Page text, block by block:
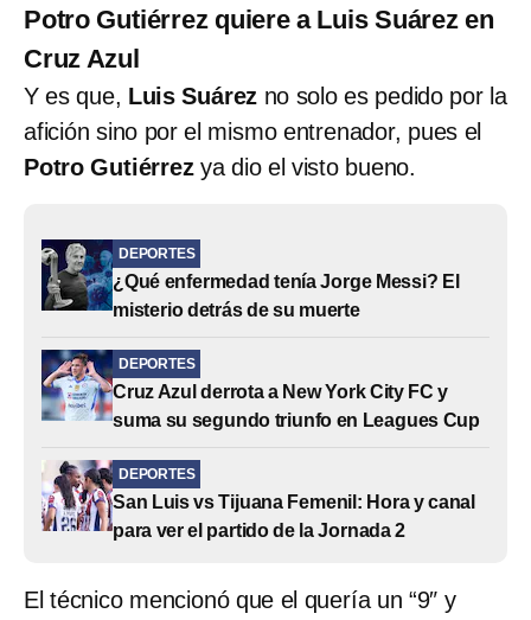
Potro Gutiérrez quiere a Luis Suárez en
Cruz Azul
Y es que, Luis Suárez no solo es pedido por la
afición sino por el mismo entrenador, pues el
Potro Gutiérrezya dio el visto bueno.
DEPORTES
¿Qué enfermedad tenía Jorge Messi? El
misterio detrás de su muerte
DEPORTES
Cruz Azul derrota a New York City FC y
suma su segundo triunfo en Leagues Cup
DEPORTES
San Luis vs Tijuana Femenil: Hora y canal
para ver el partido de la Jornada 2
El técnico mencionó que el quería un “9″ y